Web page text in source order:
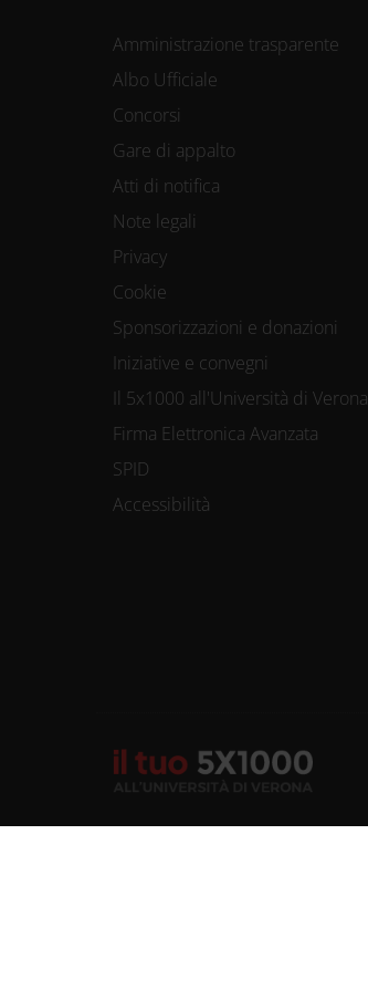
Amministrazione trasparente
Albo Ufficiale
Concorsi
Gare di appalto
Atti di notifica
Note legali
Privacy
Cookie
Sponsorizzazioni e donazioni
Iniziative e convegni
Il 5x1000 all'Università di Verona
Firma Elettronica Avanzata
SPID
Accessibilità